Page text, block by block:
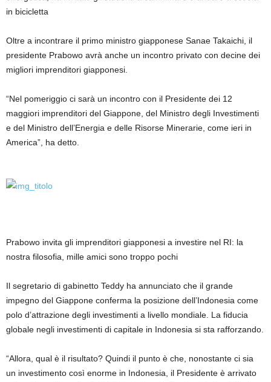
in bicicletta
Oltre a incontrare il primo ministro giapponese Sanae Takaichi, il
presidente Prabowo avrà anche un incontro privato con decine dei
migliori imprenditori giapponesi.
“Nel pomeriggio ci sarà un incontro con il Presidente dei 12
maggiori imprenditori del Giappone, del Ministro degli Investimenti
e del Ministro dell’Energia e delle Risorse Minerarie, come ieri in
America”, ha detto.
Prabowo invita gli imprenditori giapponesi a investire nel RI: la
nostra filosofia, mille amici sono troppo pochi
Il segretario di gabinetto Teddy ha annunciato che il grande
impegno del Giappone conferma la posizione dell’Indonesia come
polo d’attrazione degli investimenti a livello mondiale. La fiducia
globale negli investimenti di capitale in Indonesia si sta rafforzando.
“Allora, qual è il risultato? Quindi il punto è che, nonostante ci sia
un investimento così enorme in Indonesia, il Presidente è arrivato